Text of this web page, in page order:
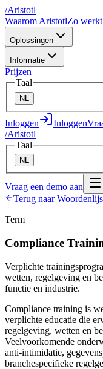
/Aristotl
Waarom AristotlZo
Oplossingen
Informatie
Prijzen
Taal
NL
Inloggen Inloggen
/Aristotl
Taal
NL
Vraag een demo aan
Terug naar
Term
Compliance
Verplichte
wetten, regelgeving en
functie en industrie.
Compliance training is
verplichte educatie die
regelgeving, wetten en
Veelvoorkomende
anti-intimidatie,
branchespecifieke